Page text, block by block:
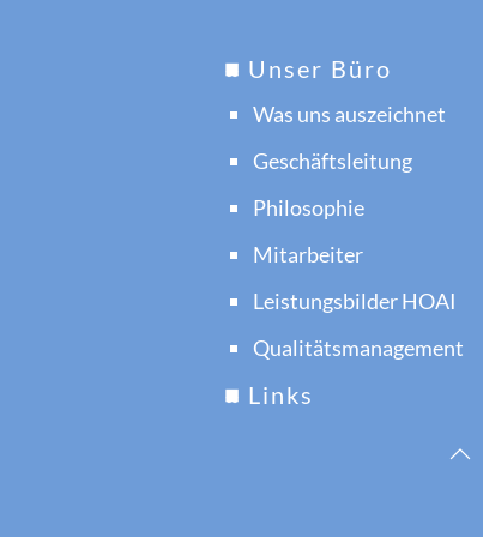
Unser Büro
Was uns auszeichnet
Geschäftsleitung
Philosophie
Mitarbeiter
Leistungsbilder HOAI
Qualitätsmanagement
Links